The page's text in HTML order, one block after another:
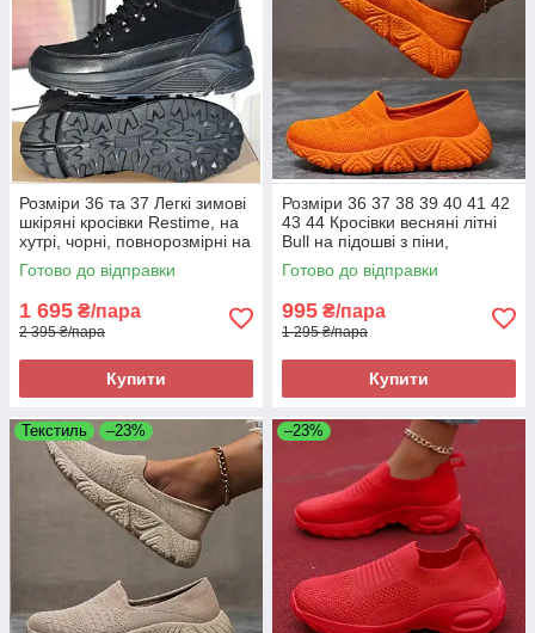
Розміри 36 та 37 Легкі зимові
шкіряні кросівки Restime, на
хутрі, чорні, повнорозмірні на
підошві з піни
Готово до відправки
1 695 ₴/пара
2 395 ₴/пара
Купити
Розміри 36 37 38 39 40 41 42
43 44 Кросівки весняні літні
Bull на підошві з піни,
текстиль сітка, помаранчеві,
легкі та зручні
Готово до відправки
995 ₴/пара
1 295 ₴/пара
Купити
Текстиль –23% –23%